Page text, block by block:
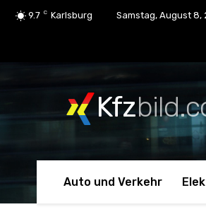
9.7 C Karlsburg Samstag, August 8,
Kfz
Auto und Verkehr